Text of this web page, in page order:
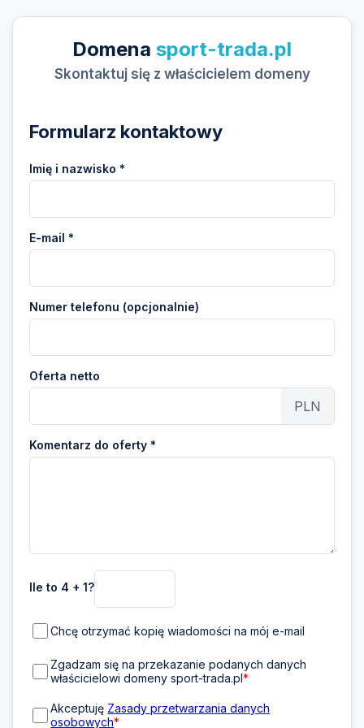
Domena sport-trada.pl
Skontaktuj się z właścicielem domeny
Formularz kontaktowy
Imię i nazwisko *
E-mail *
Numer telefonu (opcjonalnie)
Oferta netto
PLN
Komentarz do oferty *
Ile to 4 + 1?
Chcę otrzymać kopię wiadomości na mój e-mail
Zgadzam się na przekazanie podanych danych
właścicielowi domeny sport-trada.pl*
Akceptuję Zasady przetwarzania danych
osobowych*